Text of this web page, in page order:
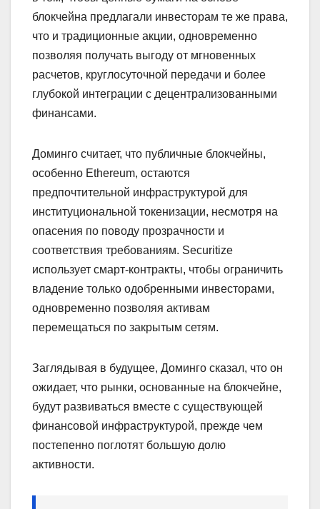
блокчейна предлагали инвесторам те же права,
что и традиционные акции, одновременно
позволяя получать выгоду от мгновенных
расчетов, круглосуточной передачи и более
глубокой интеграции с децентрализованными
финансами.
Доминго считает, что публичные блокчейны,
особенно Ethereum, остаются
предпочтительной инфраструктурой для
институциональной токенизации, несмотря на
опасения по поводу прозрачности и
соответствия требованиям. Securitize
использует смарт-контракты, чтобы ограничить
владение только одобренными инвесторами,
одновременно позволяя активам
перемещаться по закрытым сетям.
Заглядывая в будущее, Доминго сказал, что он
ожидает, что рынки, основанные на блокчейне,
будут развиваться вместе с существующей
финансовой инфраструктурой, прежде чем
постепенно поглотят большую долю
активности.